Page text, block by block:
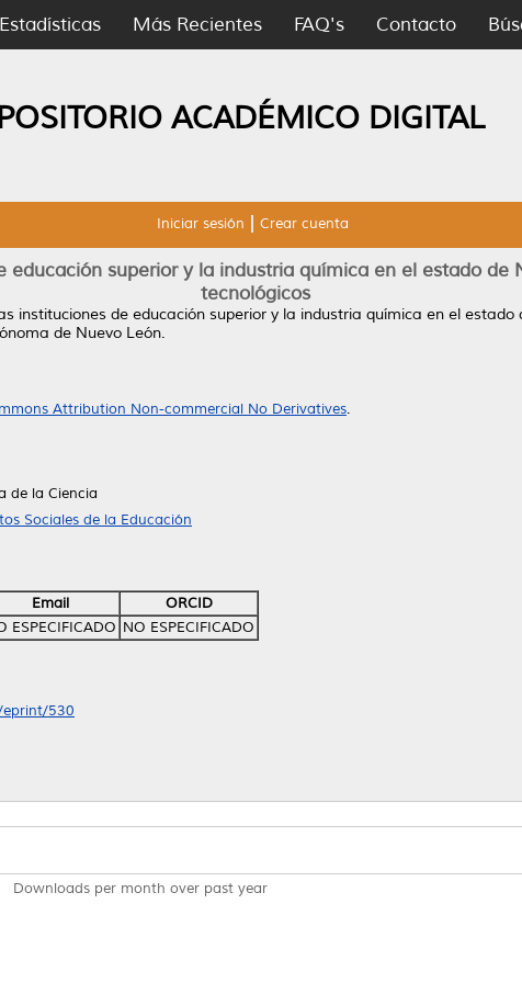
Estadísticas Más Recientes FAQ's Contacto
ACADÉMICO DIGITAL
Iniciar sesión Crear cuenta
educación superior y la industria química en el estado de
tecnológicos
instituciones de educación superior y la industria química en el
de Nuevo León.
Attribution Non-commercial No Derivatives.
de la Ciencia
Sociales de la Educación
Email
ORCID
ESPECIFICADO NO ESPECIFICADO
530
Downloads per month over past year